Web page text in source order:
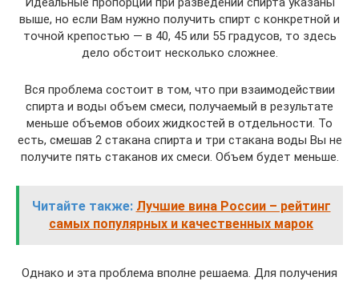
выше, но если Вам нужно получить спирт с конкретной и
точной крепостью — в 40, 45 или 55 градусов, то здесь
дело обстоит несколько сложнее.
Вся проблема состоит в том, что при взаимодействии
спирта и воды объем смеси, получаемый в результате
меньше объемов обоих жидкостей в отдельности. То
есть, смешав 2 стакана спирта и три стакана воды Вы не
получите пять стаканов их смеси. Объем будет меньше.
Читайте также: Лучшие вина России – рейтинг
самых популярных и качественных марок
Однако и эта проблема вполне решаема. Для получения